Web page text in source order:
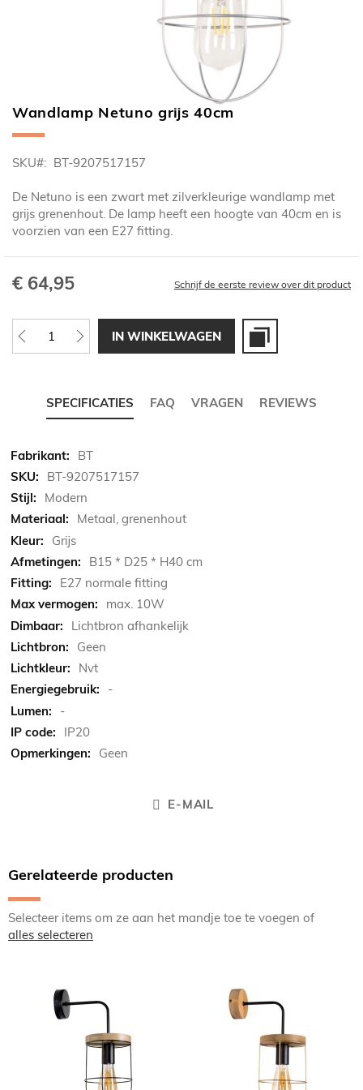
Ga
naar
begin
de
afbeeldingen-
gallerij
Wandlamp Netuno grijs 40cm
SKU BT-9207517157
De Netuno is een zwart met zilverkleurige wandlamp met
grijs grenenhout. De lamp heeft een hoogte van 40cm en is
voorzien van een E27 fitting.
€ 64,95 Schrijf de eerste review over dit product
IN WINKELWAGEN
SPECIFICATIES FAQ VRAGEN REVIEWS
Meer
informatie
BT
BT-9207517157
Modern
Metaal, grenenhout
Grijs
B15 * D25 * H40 cm
E27 normale fitting
max. 10W
Lichtbron afhankelijk
Geen
Nvt
-
-
IP20
Geen
E-MAIL
Gerelateerde producten
Selecteer items om ze aan het mandje toe te voegen of
alles selecteren